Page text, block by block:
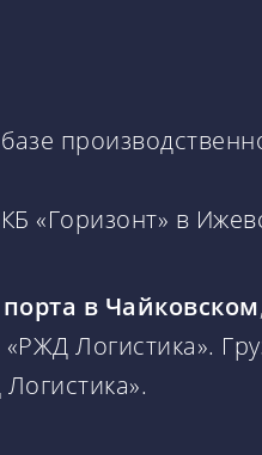
«Горизонт» в
порта в Чайковском
Логистика».